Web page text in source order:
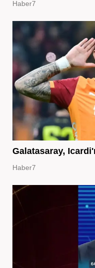
Haber7
Galatasaray,
Haber7